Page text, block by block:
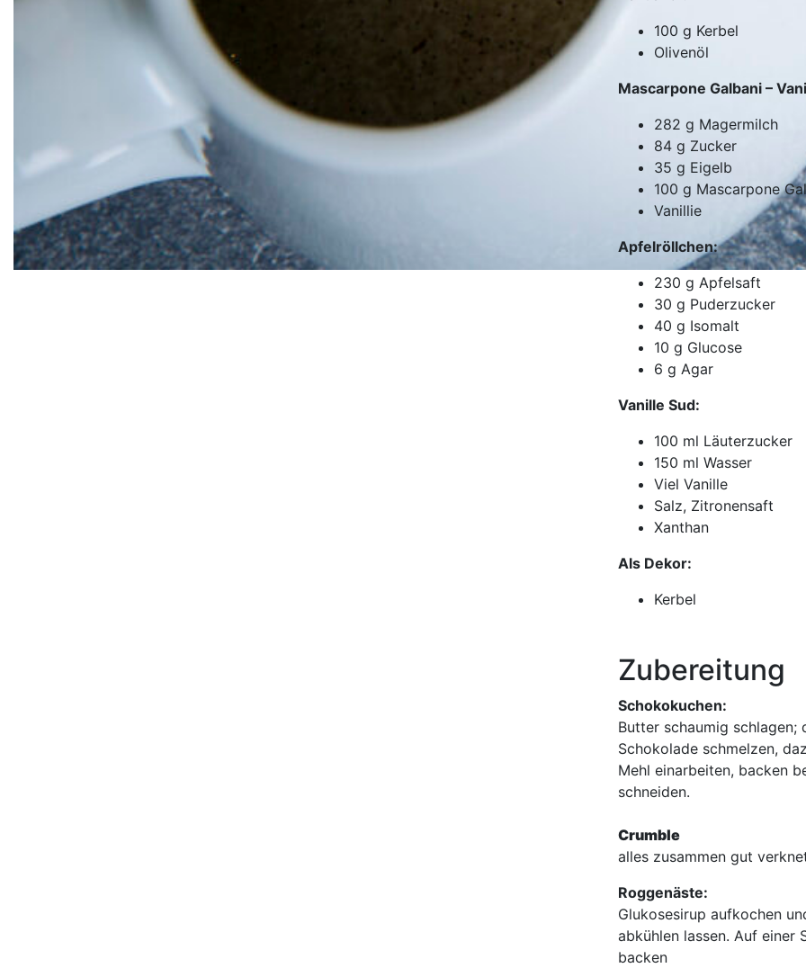
100 g Kerbel
Olivenöl
Mascarpone Galbani –
282 g Magermilch
84 g Zucker
35 g Eigelb
100 g Mascarpone
Vanillie
Apfelröllchen:
230 g Apfelsaft
30 g Puderzucker
40 g Isomalt
10 g Glucose
6 g Agar
Vanille Sud:
100 ml Läuterzucker
150 ml Wasser
Viel Vanille
Salz, Zitronensaft
Xanthan
Als Dekor:
Kerbel
Zubereitung
Schokokuchen:
Butter schaumig schlagen;
Schokolade schmelzen,
Mehl einarbeiten, backen
schneiden.
Crumble
alles zusammen gut
Roggenäste:
Glukosesirup aufkochen
abkühlen lassen. Auf einer
backen